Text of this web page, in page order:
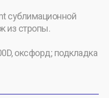
сублимационной
из стропы.
оксфорд; подкладка